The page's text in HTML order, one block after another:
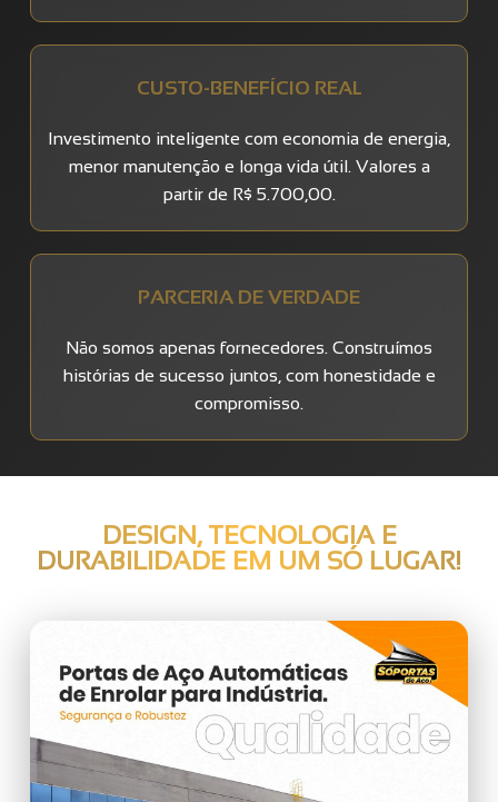
CUSTO-BENEFÍCIO REAL
Investimento inteligente com economia de energia,
menor manutenção e longa vida útil. Valores a
partir de R$ 5.700,00.
PARCERIA DE VERDADE
Não somos apenas fornecedores. Construímos
histórias de sucesso juntos, com honestidade e
compromisso.
DESIGN, TECNOLOGIA E
DURABILIDADE EM UM SÓ LUGAR!